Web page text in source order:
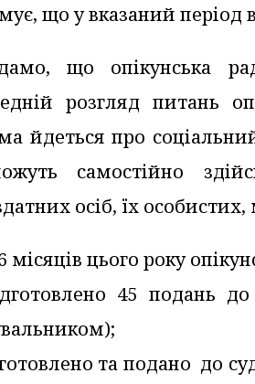
що у вказаний період
що опікунська
розгляд питань
йдеться про
самостійно
осіб, їх
місяців цього року
45 подань
та подано до